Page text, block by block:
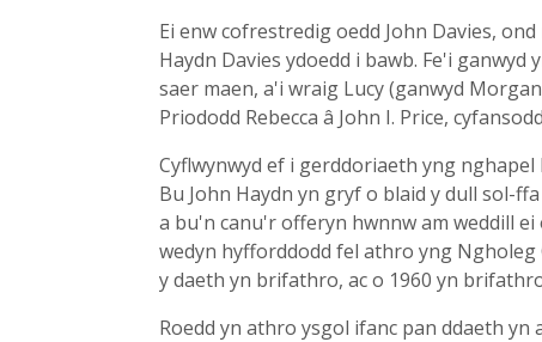
Ei enw cofrestredig oedd John Davies,
Haydn Davies ydoedd i bawb. Fe'i
saer maen, a'i wraig Lucy (ganwyd
Priododd Rebecca â John I. Price,
Cyflwynwyd ef i gerddoriaeth yng nghapel
Bu John Haydn yn gryf o blaid y dull sol-
a bu'n canu'r offeryn hwnnw am weddill
wedyn hyfforddodd fel athro yng Ngholeg
y daeth yn brifathro, ac o 1960 yn
Roedd yn athro ysgol ifanc pan ddaeth yn